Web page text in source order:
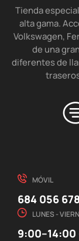
Tienda
alta gama.
Volkswagen,
de una
diferentes de
MÓVIL
684 056 678
LUNES -
9:00–14:00